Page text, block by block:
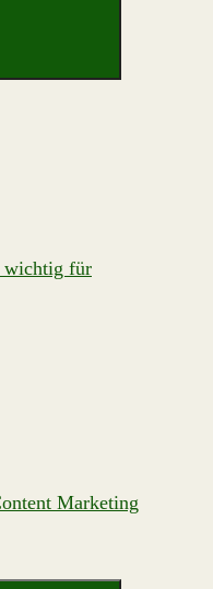
wichtig für
Marketing